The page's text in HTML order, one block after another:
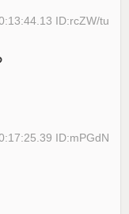
ID:rcZW/tu
ID:mPGdN